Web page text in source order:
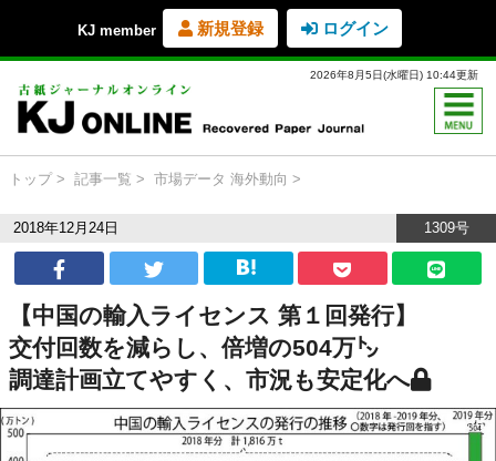
KJ member 新規登録 ログイン
2026年8月5日(水曜日) 10:44更新
トップ 記事一覧 市場データ 海外動向
2018年12月24日 1309号
【中国の輸入ライセンス 第１回発行】
交付回数を減らし、倍増の504万㌧
調達計画立てやすく、市況も安定化へ